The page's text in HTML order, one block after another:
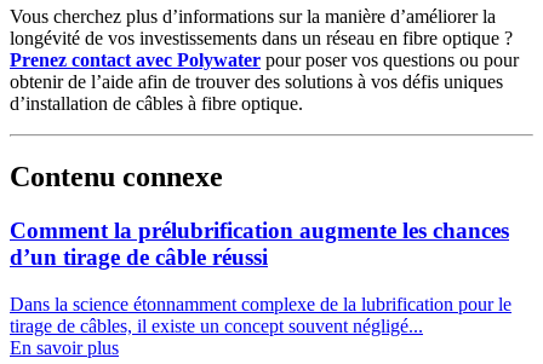
Vous cherchez plus d’informations sur la manière d’améliorer la
longévité de vos investissements dans un réseau en fibre optique ?
Prenez contact avec Polywater pour poser vos questions ou pour
obtenir de l’aide afin de trouver des solutions à vos défis uniques
d’installation de câbles à fibre optique.
Contenu connexe
Comment la prélubrification augmente les chances
d’un tirage de câble réussi
Dans la science étonnamment complexe de la lubrification pour le
tirage de câbles, il existe un concept souvent négligé...
En savoir plus